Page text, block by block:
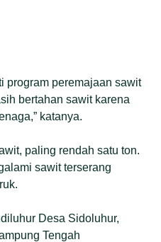
program peremajaan sawit
bertahan sawit karena
katanya.
paling rendah satu ton.
sawit terserang
Desa Sidoluhur,
Tengah